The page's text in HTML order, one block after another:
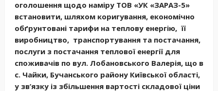
оголошення щодо наміру ТОВ «УК «ЗАРАЗ-5»
встановити, шляхом коригування, економічно
обґрунтовані тарифи на теплову енергію, її
виробництво, транспортування та постачання,
послуги з постачання теплової енергії для
споживачів по вул. Лобановського Валерія, що в
с. Чайки, Бучанського району Київської області,
у зв’язку із збільшення вартості складової ціни